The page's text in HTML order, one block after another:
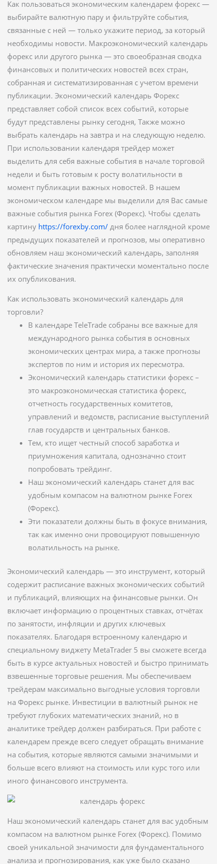
Как пользоваться экономическим календарем форекс —
выбирайте валютную пару и фильтруйте события,
связанные с ней — только укажите период, за который
необходимы новости. Макроэкономический календарь
форекс или другого рынка — это своеобразная сводка
финансовых и политических новостей всех стран,
собранная и систематизированная с учетом времени
публикации. Экономический календарь Форекс
представляет собой список всех событий, которые
будут представлены рынку сегодня, Также можно
выбрать календарь на завтра и на следующую неделю.
При использовании календаря трейдер может
выделить для себя важные события в начале торговой
недели и быть готовым к росту волатильности в
момент публикации важных новостей. В нашем
экономическом календаре мы выделили для Вас самые
важные события рынка Forex (Форекс). Чтобы сделать
картину https://forexby.com/дня более наглядной кроме
предыдущих показателей и прогнозов, мы оперативно
обновляем наш экономический календарь, заполняя
фактические значения практически моментально после
их опубликования.
Как использовать экономический календарь для
торговли?
В календаре TeleTrade собраны все важные для
международного рынка события в основных
экономических центрах мира, а также прогнозы
экспертов по ним и история их пересмотра.
Экономический календарь статистики форекс –
это макроэкономическая статистика форекс,
отчетность государственных комитетов,
управлений и ведомств, расписание выступлений
глав государств и центральных банков.
Тем, кто ищет честный способ заработка и
приумножения капитала, однозначно стоит
попробовать трейдинг.
Наш экономический календарь станет для вас
удобным компасом на валютном рынке Forex
(Форекс).
Эти показатели должны быть в фокусе внимания,
так как именно они провоцируют повышенную
волатильность на рынке.
Экономический календарь — это инструмент, который
содержит расписание важных экономических событий
и публикаций, влияющих на финансовые рынки. Он
включает информацию о процентных ставках, отчётах
по занятости, инфляции и других ключевых
показателях. Благодаря встроенному календарю и
специальному виджету MetaTrader 5 вы сможете всегда
быть в курсе актуальных новостей и быстро принимать
взвешенные торговые решения. Мы обеспечиваем
трейдерам максимально выгодные условия торговли
на Форекс рынке. Инвестиции в валютный рынок не
требуют глубоких математических знаний, но в
аналитике трейдер должен разбираться. При работе с
календарем прежде всего следует обращать внимание
на события, которые являются самыми значимыми и
больше всего влияют на стоимость или курс того или
иного финансового инструмента.
Наш экономический календарь станет для вас удобным
компасом на валютном рынке Forex (Форекс). Помимо
своей уникальной значимости для фундаментального
анализа и прогнозирования, как уже было сказано